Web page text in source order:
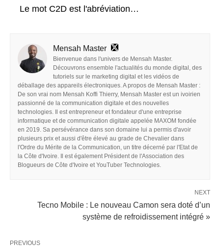
Le mot C2D est l'abréviation…
Mensah Master
Bienvenue dans l'univers de Mensah Master.
Découvrons ensemble l'actualités du monde digital, des
tutoriels sur le marketing digital et les vidéos de
déballage des appareils électroniques. A propos de Mensah Master :
De son vrai nom Mensah Koffi Thierry, Mensah Master est un ivoirien
passionné de la communication digitale et des nouvelles
technologies. Il est entrepreneur et fondateur d'une entreprise
informatique et de communication digitale appelée MAXOM fondée
en 2019. Sa persévérance dans son domaine lui a permis d'avoir
plusieurs prix et aussi d'être élevé au grade de Chevalier dans
l'Ordre du Mérite de la Communication, un titre décerné par l'Etat de
la Côte d'Ivoire. Il est également Président de l'Association des
Blogueurs de Côte d'Ivoire et YouTuber Technologies.
NEXT
Tecno Mobile : Le nouveau Camon sera doté d’un
système de refroidissement intégré »
PREVIOUS